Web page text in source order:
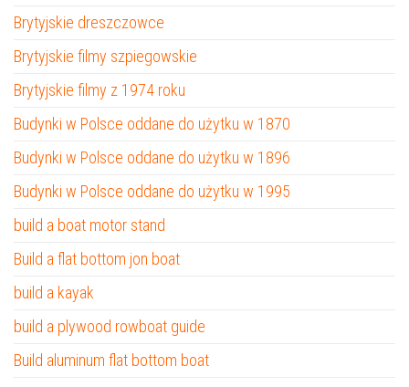
Brytyjskie dreszczowce
Brytyjskie filmy szpiegowskie
Brytyjskie filmy z 1974 roku
Budynki w Polsce oddane do użytku w 1870
Budynki w Polsce oddane do użytku w 1896
Budynki w Polsce oddane do użytku w 1995
build a boat motor stand
Build a flat bottom jon boat
build a kayak
build a plywood rowboat guide
Build aluminum flat bottom boat